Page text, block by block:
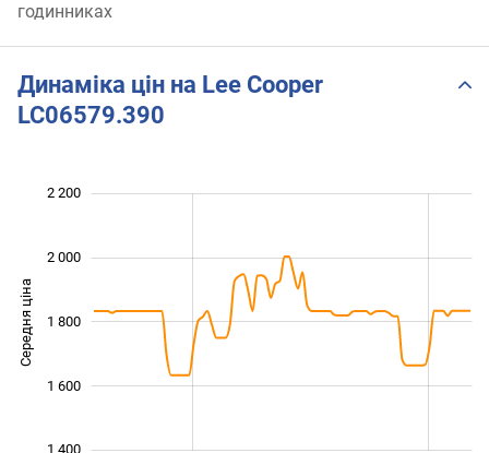
годинниках
Динаміка цін на Lee Cooper
LC06579.390
Середня ціна 1 400
1 400
1 600
1 800
2 000
2 200